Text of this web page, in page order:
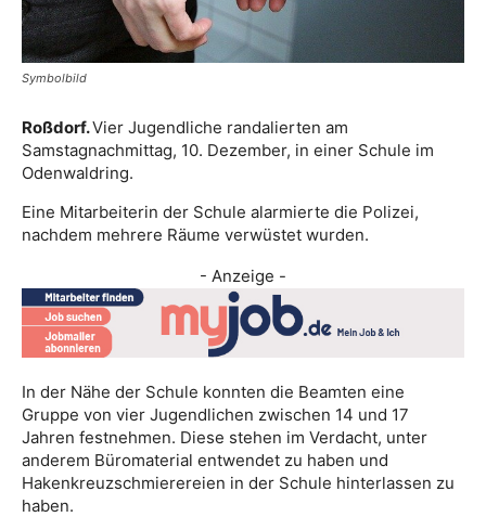
Symbolbild
Roßdorf.Vier Jugendliche randalierten am
Samstagnachmittag, 10. Dezember, in einer Schule im
Odenwaldring.
Eine Mitarbeiterin der Schule alarmierte die Polizei,
nachdem mehrere Räume verwüstet wurden.
- Anzeige -
In der Nähe der Schule konnten die Beamten eine
Gruppe von vier Jugendlichen zwischen 14 und 17
Jahren festnehmen. Diese stehen im Verdacht, unter
anderem Büromaterial entwendet zu haben und
Hakenkreuzschmierereien in der Schule hinterlassen zu
haben.